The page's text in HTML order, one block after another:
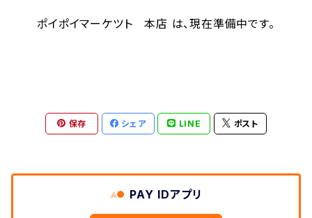
ポイポイマーケツト 本店 は、現在準備中です。
保存 シェア LINE ポスト
PAY IDアプリ